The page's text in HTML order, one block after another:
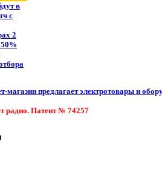
в
с
2
магазин предлагает электротовары и
радио. Патент № 74257